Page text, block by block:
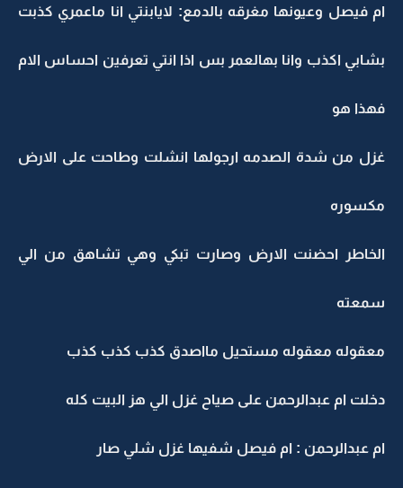
ام فيصل وعيونها مغرقه بالدمع: لايابنتي انا ماعمري كذبت
بشابي اكذب وانا بهالعمر بس اذا انتي تعرفين احساس الام
فهذا هو
غزل من شدة الصدمه ارجولها انشلت وطاحت على الارض
مكسوره
الخاطر احضنت الارض وصارت تبكي وهي تشاهق من الي
سمعته
معقوله معقوله مستحيل مااصدق كذب كذب كذب
دخلت ام عبدالرحمن على صياح غزل الي هز البيت كله
ام عبدالرحمن : ام فيصل شفيها غزل شلي صار